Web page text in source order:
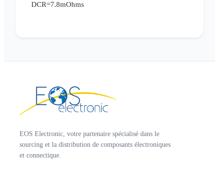
DCR=7.8mOhms
EOS Electronic, votre partenaire spécialisé dans le
sourcing et la distribution de composants électroniques
et connectique.